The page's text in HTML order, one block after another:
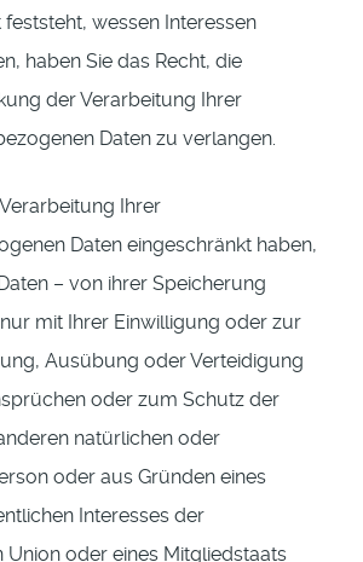
feststeht, wessen Interessen
haben Sie das Recht, die
der Verarbeitung Ihrer
Daten zu verlangen.
Ihrer
Daten eingeschränkt haben,
– von ihrer Speicherung
mit Ihrer Einwilligung oder zur
Ausübung oder Verteidigung
oder zum Schutz der
natürlichen oder
oder aus Gründen eines
Interesses der
Union oder eines Mitgliedstaats